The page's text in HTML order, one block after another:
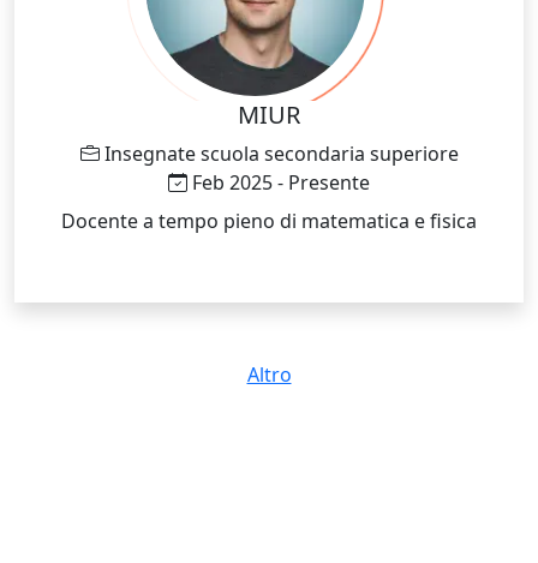
MIUR
Insegnate scuola secondaria superiore
Feb 2025 - Presente
Docente a tempo pieno di matematica e fisica
Altro